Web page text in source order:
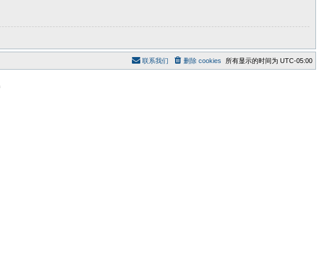
所有显示的时间为 UTC-05:00
删除 cookies
联系我们